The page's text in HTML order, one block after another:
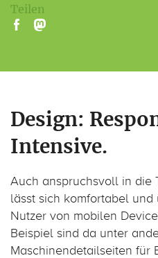
Teilen
Design:
Intensive.
Auch anspruchsvoll in die
lässt sich komfortabel
Nutzer von mobilen
Beispiel sind da unter
Maschinendetailseiten für